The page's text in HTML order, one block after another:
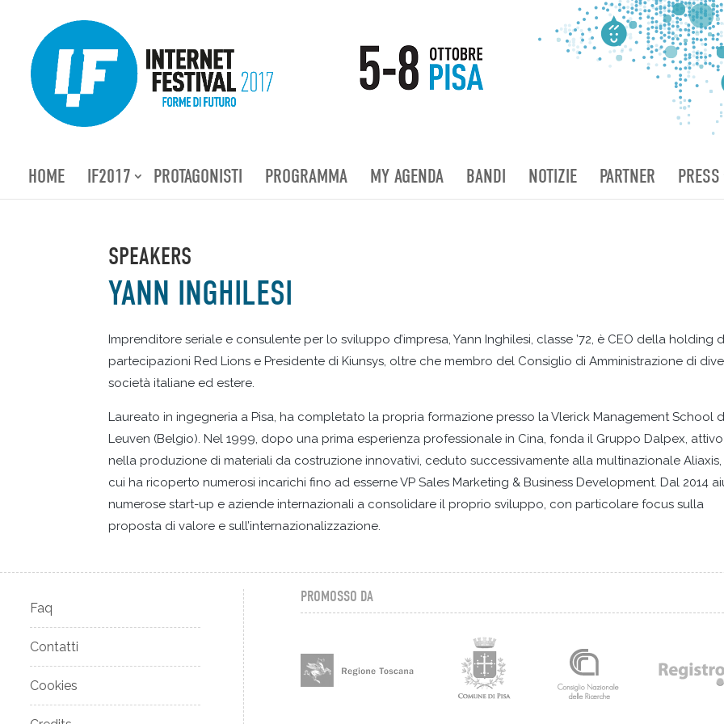
HOME IF2017 PROTAGONISTI PROGRAMMA MY AGENDA BANDI NOTIZIE PARTNER PRESS
SPEAKERS
YANN INGHILESI
Imprenditore seriale e consulente per lo sviluppo d’impresa, Yann Inghilesi, classe ’72, è CEO della holding
partecipazioni Red Lions e Presidente di Kiunsys, oltre che membro del Consiglio di Amministrazione di
società italiane ed estere.
Laureato in ingegneria a Pisa, ha completato la propria formazione presso la Vlerick Management School
Leuven (Belgio). Nel 1999, dopo una prima esperienza professionale in Cina, fonda il Gruppo Dalpex, attivo
nella produzione di materiali da costruzione innovativi, ceduto successivamente alla multinazionale Aliaxis,
cui ha ricoperto numerosi incarichi fino ad esserne VP Sales Marketing & Business Development. Dal 2014
numerose start-up e aziende internazionali a consolidare il proprio sviluppo, con particolare focus sulla
proposta di valore e sull’internazionalizzazione.
Faq
Contatti
Cookies
PROMOSSO DA